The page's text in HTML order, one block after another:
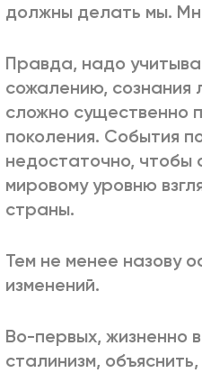
должны делать мы.
Правда, надо
сожалению, сознания
сложно существенно
поколения. События
недостаточно, чтобы
мировому уровню
страны.
Тем не менее назову
изменений.
Во-первых, жизненно
сталинизм,